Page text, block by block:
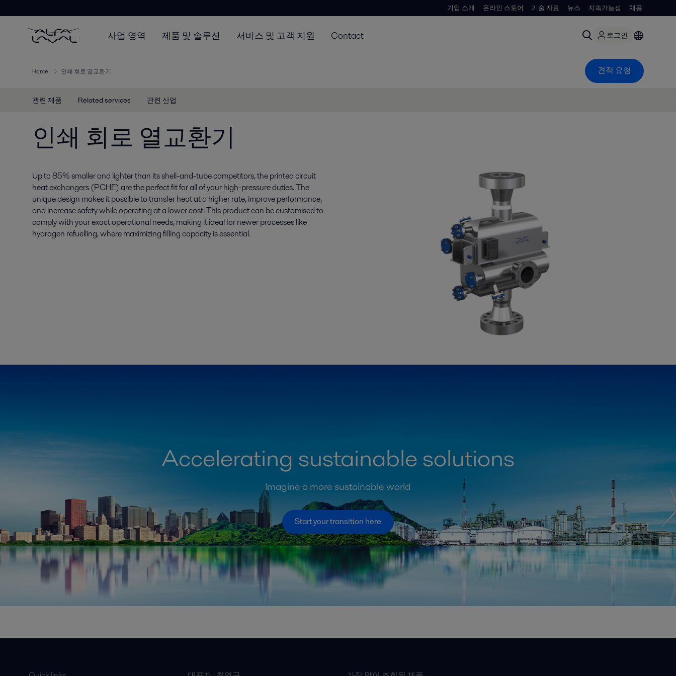
기업 소개 온라인 스토어 기술 자료 뉴스 지속가능성 채용
사업 영역 제품 및 솔루션 서비스 및 고객 지원 Contact 로그인
Home 인쇄 회로 열교환기 견적 요청
관련 제품 Related services 관련 산업
인쇄 회로 열교환기
Up to 85% smaller and lighter than its shell-and-tube competitors, the printed circuit
heat exchangers (PCHE) are the perfect fit for all of your high-pressure duties. The
unique design makes it possible to transfer heat at a higher rate, improve performance,
and increase safety while operating at a lower cost. This product can be customised to
comply with your exact operational needs, making it ideal for newer processes like
hydrogen refuelling, where maximizing filling capacity is essential.
Accelerating sustainable solutions
Imagine a more sustainable world
Start your transition here